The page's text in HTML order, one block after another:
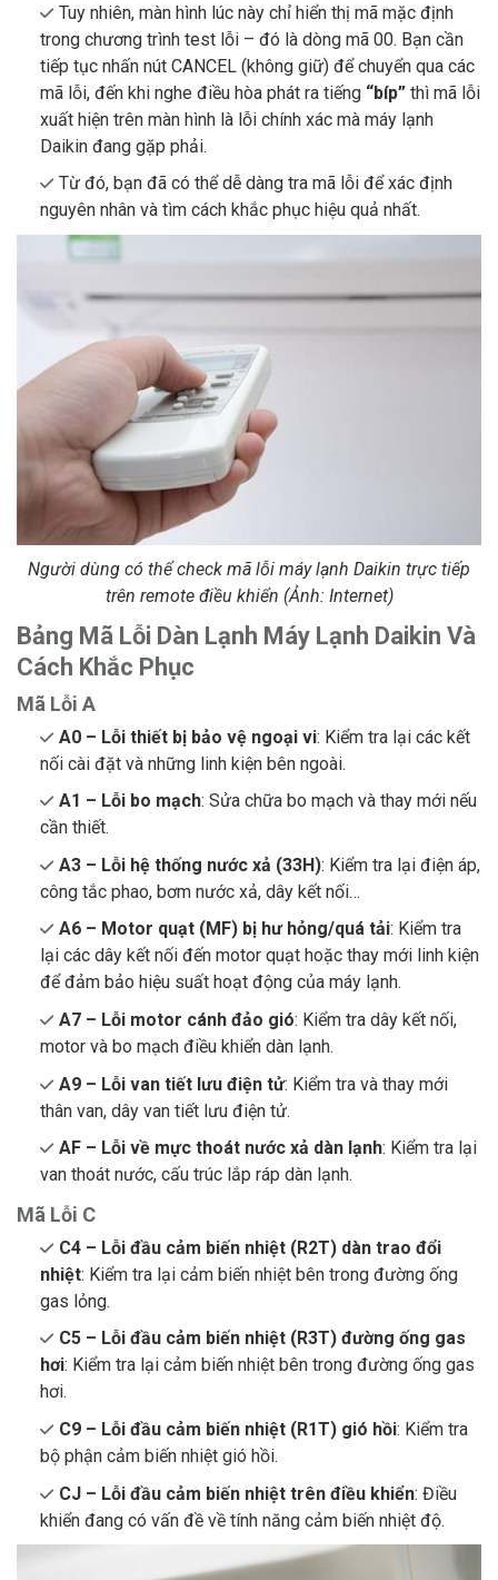
Tuy nhiên, màn hình lúc này chỉ hiển thị mã mặc định
trong chương trình test lỗi – đó là dòng mã 00. Bạn cần
tiếp tục nhấn nút CANCEL (không giữ) để chuyển qua các
mã lỗi, đến khi nghe điều hòa phát ra tiếng“bíp”thì mã lỗi
xuất hiện trên màn hình là lỗi chính xác mà máy lạnh
Daikin đang gặp phải.
Từ đó, bạn đã có thể dễ dàng tra mã lỗi để xác định
nguyên nhân và tìm cách khắc phục hiệu quả nhất.
Người dùng có thể check mã lỗi máy lạnh Daikin trực tiếp
trên remote điều khiển (Ảnh: Internet)
Bảng Mã Lỗi Dàn Lạnh Máy Lạnh Daikin Và
Cách Khắc Phục
Mã Lỗi A
A0 – Lỗi thiết bị bảo vệ ngoại vi: Kiểm tra lại các kết
nối cài đặt và những linh kiện bên ngoài.
A1 – Lỗi bo mạch: Sửa chữa bo mạch và thay mới nếu
cần thiết.
A3 – Lỗi hệ thống nước xả (33H): Kiểm tra lại điện áp,
công tắc phao, bơm nước xả, dây kết nối…
A6 – Motor quạt (MF) bị hư hỏng/quá tải: Kiểm tra
lại các dây kết nối đến motor quạt hoặc thay mới linh kiện
để đảm bảo hiệu suất hoạt động của máy lạnh.
A7 – Lỗi motor cánh đảo gió: Kiểm tra dây kết nối,
motor và bo mạch điều khiển dàn lạnh.
A9 – Lỗi van tiết lưu điện tử: Kiểm tra và thay mới
thân van, dây van tiết lưu điện tử.
AF – Lỗi về mực thoát nước xả dàn lạnh: Kiểm tra lại
van thoát nước, cấu trúc lắp ráp dàn lạnh.
Mã Lỗi C
C4 – Lỗi đầu cảm biến nhiệt (R2T) dàn trao đổi
nhiệt: Kiểm tra lại cảm biến nhiệt bên trong đường ống
gas lỏng.
C5 – Lỗi đầu cảm biến nhiệt (R3T) đường ống gas
hơi: Kiểm tra lại cảm biến nhiệt bên trong đường ống gas
hơi.
C9 – Lỗi đầu cảm biến nhiệt (R1T) gió hồi: Kiểm tra
bộ phận cảm biến nhiệt gió hồi.
CJ – Lỗi đầu cảm biến nhiệt trên điều khiển: Điều
khiển đang có vấn đề về tính năng cảm biến nhiệt độ.